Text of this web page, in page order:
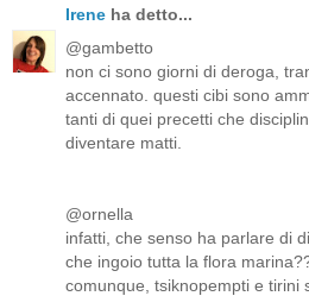
Irene ha detto...
@gambetto
non ci sono giorni di deroga,
accennato. questi cibi sono
tanti di quei precetti che
diventare matti.
@ornella
infatti, che senso ha parlare di
che ingoio tutta la flora
comunque, tsiknopempti e tirini